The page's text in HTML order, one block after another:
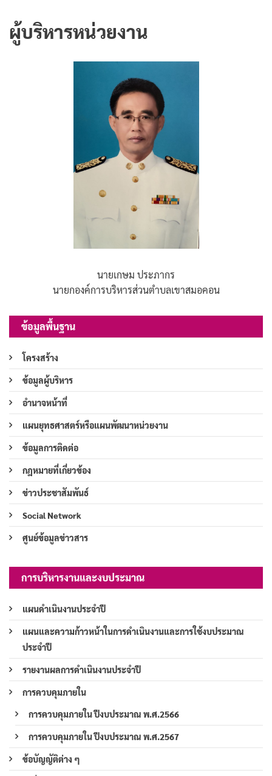
ผู้บริหารหน่วยงาน
นายเกษม ประภากร
นายกองค์การบริหารส่วนตำบลเขาสมอคอน
ข้อมูลพื้นฐาน
โครงสร้าง
ข้อมูลผู้บริหาร
อำนาจหน้าที่
แผนยุทธศาสตร์หรือแผนพัฒนาหน่วยงาน
ข้อมูลการติดต่อ
กฎหมายที่เกี่ยวข้อง
ข่าวประชาสัมพันธ์
Social Network
ศูนย์ข้อมูลข่าวสาร
การบริหารงานและงบประมาณ
แผนดำเนินงานประจำปี
แผนและความก้าวหน้าในการดำเนินงานและการใช้งบประมาณ
ประจำปี
รายงานผลการดำเนินงานประจำปี
การควบคุมภายใน
การควบคุมภายใน ปีงบประมาณ พ.ศ.2566
การควบคุมภายใน ปีงบประมาณ พ.ศ.2567
ข้อบัญญัติต่าง ๆ